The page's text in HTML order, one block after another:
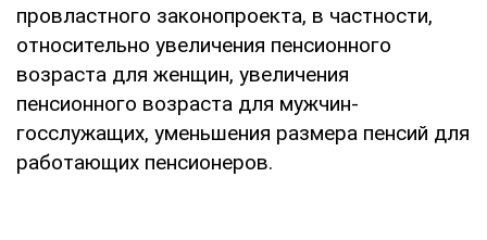
провластного законопроекта, в частности,
относительно увеличения пенсионного
возраста для женщин, увеличения
пенсионного возраста для мужчин-
госслужащих, уменьшения размера пенсий для
работающих пенсионеров.